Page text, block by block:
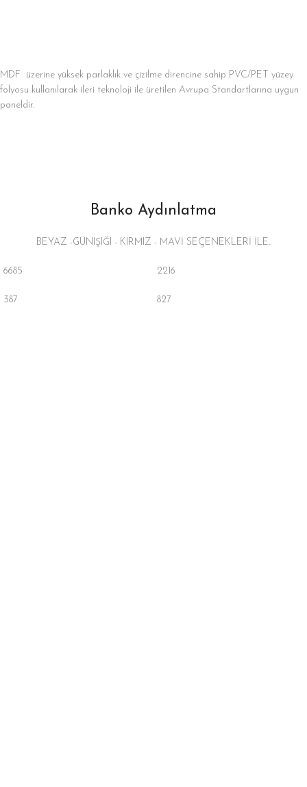
MDF üzerine yüksek parlaklık ve çizilme direncine sahip PVC/PET yüzey
folyosu kullanılarak ileri teknoloji ile üretilen Avrupa Standartlarına uygun
paneldir.
Banko Aydınlatma
BEYAZ -GÜNIŞIĞI - KIRMIZ - MAVİ SEÇENEKLERİ İLE..
6685
387
2216
827